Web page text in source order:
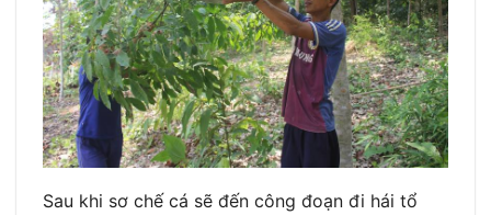
Sau khi sơ chế cá sẽ đến công đoạn đi hái tổ